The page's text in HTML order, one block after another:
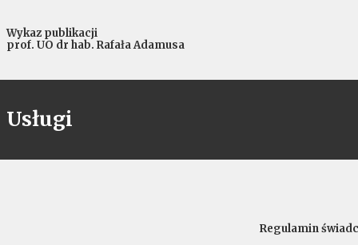
Regulamin
Wykaz publikacji
prof. UO dr hab. Rafała Adamusa
Usługi